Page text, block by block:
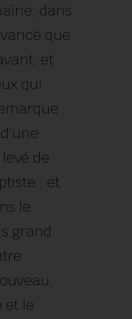
dans
que
et
qui
:
de
; et
le
grand
et le